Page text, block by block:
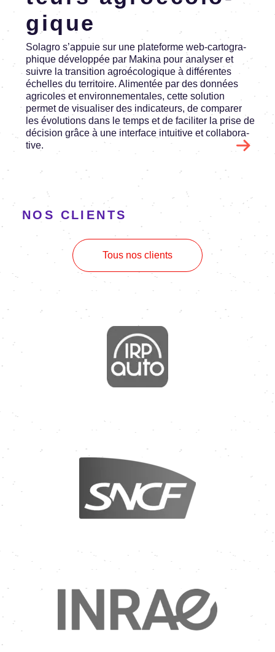
gique
Sola­gro s’ap­puie sur une plate­forme web-carto­gra­
phique déve­lop­pée par Makina pour analy­ser et
suivre la tran­si­tion agroé­co­lo­gique à diffé­rentes
échelles du terri­toire. Alimen­tée par des données
agri­coles et envi­ron­ne­men­tales, cette solu­tion
permet de visua­li­ser des indi­ca­teurs, de compa­rer
les évolu­tions dans le temps et de faci­li­ter la prise de
déci­sion grâce à une inter­face intui­tive et colla­bo­ra­
tive.
NOS CLIENTS
Tous nos clients
Image
Image